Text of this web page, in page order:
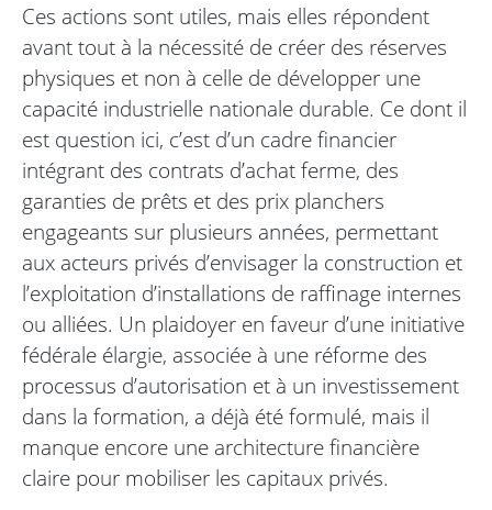
Ces actions sont utiles, mais elles répondent
avant tout à la nécessité de créer des réserves
physiques et non à celle de développer une
capacité industrielle nationale durable. Ce dont il
est question ici, c’est d’un cadre financier
intégrant des contrats d’achat ferme, des
garanties de prêts et des prix planchers
engageants sur plusieurs années, permettant
aux acteurs privés d’envisager la construction et
l’exploitation d’installations de raffinage internes
ou alliées. Un plaidoyer en faveur d’une initiative
fédérale élargie, associée à une réforme des
processus d’autorisation et à un investissement
dans la formation, a déjà été formulé, mais il
manque encore une architecture financière
claire pour mobiliser les capitaux privés.